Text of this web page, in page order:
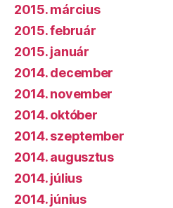
2015. március
2015. február
2015. január
2014. december
2014. november
2014. október
2014. szeptember
2014. augusztus
2014. július
2014. június